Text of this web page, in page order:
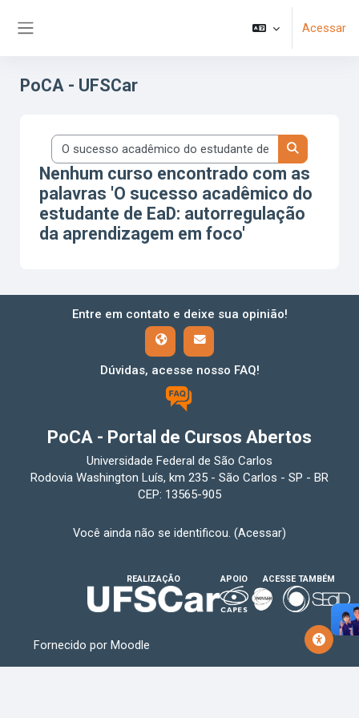
Acessar
PoCA - UFSCar
Buscar cursos
Buscar
Nenhum curso encontrado com as
palavras 'O sucesso acadêmico do
estudante de EaD: autorregulação
da aprendizagem em foco'
Entre em contato e deixe sua opinião!
Dúvidas, acesse nosso FAQ!
PoCA - Portal de Cursos Abertos
Universidade Federal de São Carlos
Rodovia Washington Luís, km 235 - São Carlos - SP - BR
CEP: 13565-905
Você ainda não se identificou. (Acessar)
REALIZAÇÃO APOIO ACESSE TAMBÉM
Fornecido porMoodle